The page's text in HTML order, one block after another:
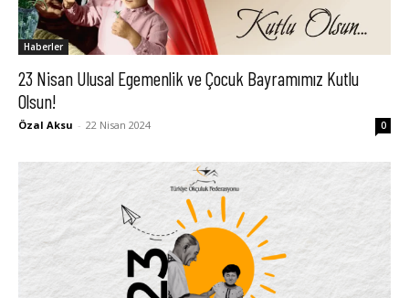
Haberler
23 Nisan Ulusal Egemenlik ve Çocuk Bayramımız Kutlu
Olsun!
Özal Aksu - 22 Nisan 2024 0